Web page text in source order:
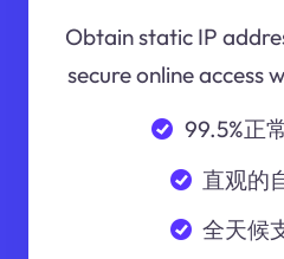
Obtain static IP
secure online access
99.5%正
直观的
全天候